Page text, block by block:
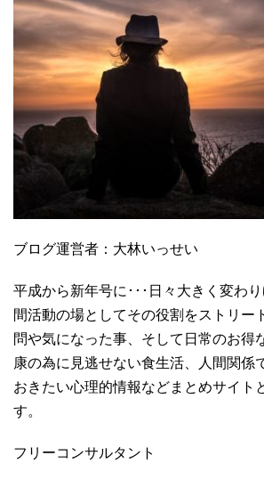
ブログ運営者：大林いっせい
平成から新年号に･･･日々大きく変わ
間活動の場としてその役割をストリー
問や気になった事、そして日常のお得
康の為に見逃せない食生活、人間関係
おきたい心理的情報などまとめサイト
す。
フリーコンサルタント